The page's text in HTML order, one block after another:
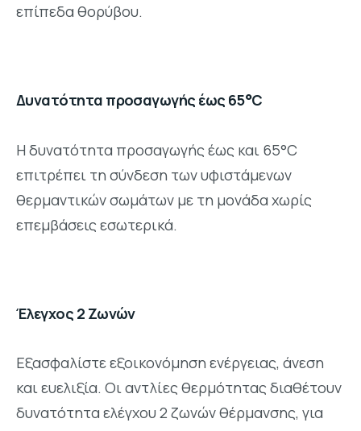
επίπεδα θορύβου.
Δυνατότητα προσαγωγής έως 65°C
Η δυνατότητα προσαγωγής έως και 65°C
επιτρέπει τη σύνδεση των υφιστάμενων
θερμαντικών σωμάτων με τη μονάδα χωρίς
επεμβάσεις εσωτερικά.
Έλεγχος 2 Ζωνών
Εξασφαλίστε εξοικονόμηση ενέργειας, άνεση
και ευελιξία. Οι αντλίες θερμότητας διαθέτουν
δυνατότητα ελέγχου 2 ζωνών θέρμανσης, για